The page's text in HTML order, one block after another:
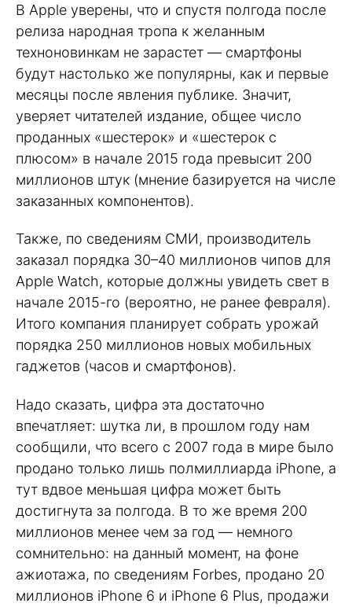
В Apple уверены, что и спустя полгода после
релиза народная тропа к желанным
техноновинкам не зарастет — смартфоны
будут настолько же популярны, как и первые
месяцы после явления публике. Значит,
уверяет читателей издание, общее число
проданных «шестерок» и «шестерок с
плюсом» в начале 2015 года превысит 200
миллионов штук (мнение базируется на числе
заказанных компонентов).
Также, по сведениям СМИ, производитель
заказал порядка 30–40 миллионов чипов для
Apple Watch, которые должны увидеть свет в
начале 2015-го (вероятно, не ранее февраля).
Итого компания планирует собрать урожай
порядка 250 миллионов новых мобильных
гаджетов (часов и смартфонов).
Надо сказать, цифра эта достаточно
впечатляет: шутка ли, в прошлом году нам
сообщили, что всего с 2007 года в мире было
продано только лишь полмиллиарда iPhone, а
тут вдвое меньшая цифра может быть
достигнута за полгода. В то же время 200
миллионов менее чем за год — немного
сомнительно: на данный момент, на фоне
ажиотажа, по сведениям Forbes, продано 20
миллионов iPhone 6 и iPhonе 6 Plus, продажи